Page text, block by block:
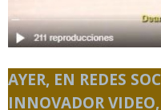
AYER, EN REDES
INNOVADOR